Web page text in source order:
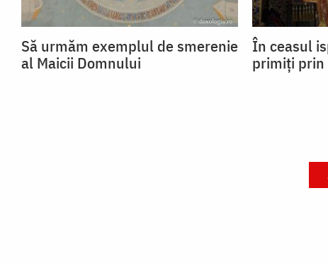
Să urmăm exemplul de smerenie
al Maicii Domnului
În ceasul
primiți prin